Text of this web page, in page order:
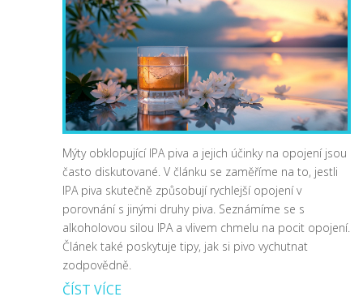
Mýty obklopující IPA piva a jejich účinky na opojení jsou
často diskutované. V článku se zaměříme na to, jestli
IPA piva skutečně způsobují rychlejší opojení v
porovnání s jinými druhy piva. Seznámíme se s
alkoholovou silou IPA a vlivem chmelu na pocit opojení.
Článek také poskytuje tipy, jak si pivo vychutnat
zodpovědně.
ČÍST VÍCE